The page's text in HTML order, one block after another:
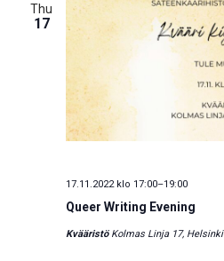
Thu
17
Queer Writing Evening
17.11.2022 klo 17:00–19:00
Kvääristö Kolmas Linja 17, Helsinki